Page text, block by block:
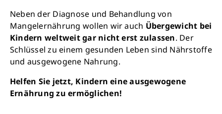
Neben der Diagnose und Behandlung von
Mangelernährung wollen wir auch Übergewicht bei
Kindern weltweit gar nicht erst zulassen. Der
Schlüssel zu einem gesunden Leben sind Nährstoffe
und ausgewogene Nahrung.
Helfen Sie jetzt, Kindern eine ausgewogene
Ernährung zu ermöglichen!